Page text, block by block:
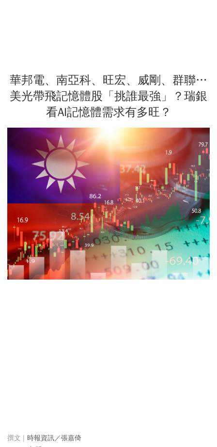
華邦電、南亞科、旺宏、威剛、群聯…
美光帶飛記憶體股「挑誰最強」？瑞銀
看AI記憶體需求有多旺？
時報資訊／張嘉倚